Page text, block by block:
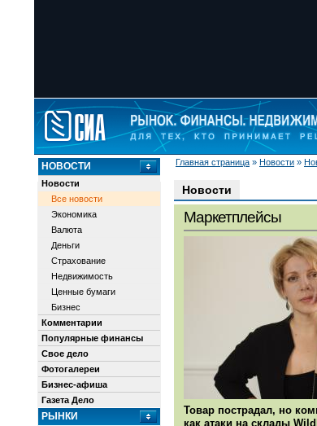
Главная страница » Новости »
НОВОСТИ
Новости
Все новости
Экономика
Валюта
Деньги
Страхование
Недвижимость
Ценные бумаги
Бизнес
Комментарии
Популярные финансы
Свое дело
Фотогалереи
Бизнес-афиша
Газета Дело
РЫНКИ
Новости
Маркетплейсы
Товар пострадал, но
как атаки на склады